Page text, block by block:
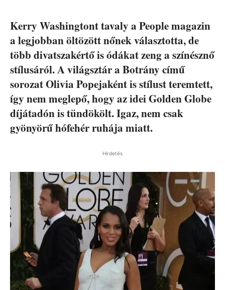
Kerry Washingtont tavaly a People magazin
a legjobban öltözött nőnek választotta, de
több divatszakértő is ódákat zeng a színésznő
stílusáról. A világsztár a Botrány című
sorozat Olivia Popejaként is stílust teremtett,
így nem meglepő, hogy az idei Golden Globe
díjátadón is tündökölt. Igaz, nem csak
gyönyörű hófehér ruhája miatt.
Hirdetés